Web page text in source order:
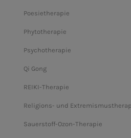
Poesietherapie
Phytotherapie
Psychotherapie
Qi Gong
REIKI-Therapie
Religions- und
Sauerstoff-Ozon-Therapie